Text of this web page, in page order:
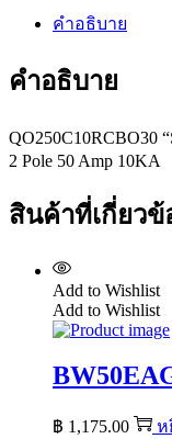
คำอธิบาย
คำอธิบาย
QO250C10RCBO30
2 Pole 50 Amp 10KA
สินค้าที่เกี่ยวข้
Add to Wishlist
Add to Wishlist
฿ 1,175.00
ห